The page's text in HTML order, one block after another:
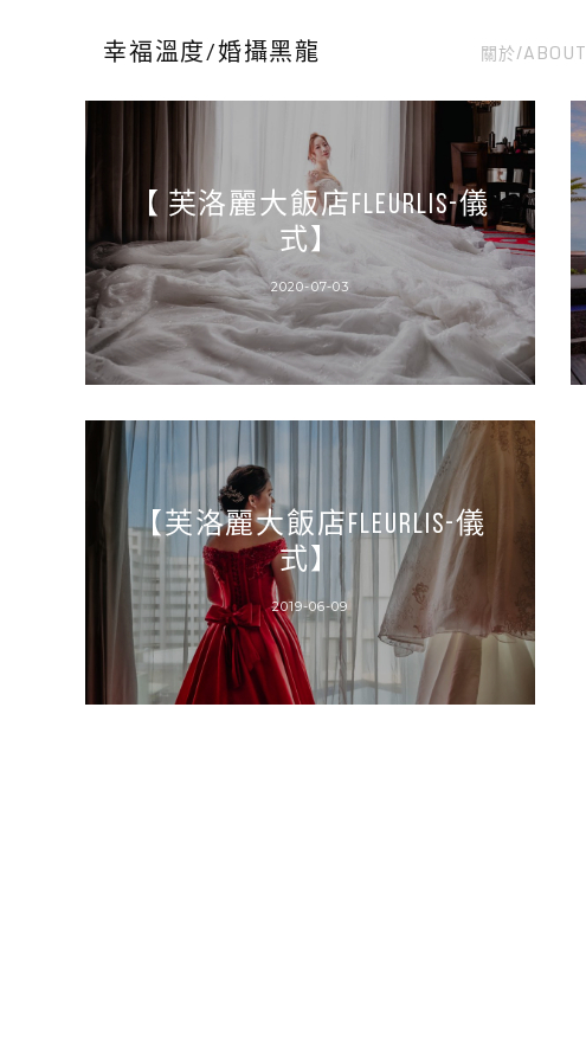
幸福溫度/婚攝黑龍 關於/ABOUT
【 芙洛麗大飯店FLEURLIS-儀
式】
2020-07-03
【芙洛麗大飯店FLEURLIS-儀
式】
2019-06-09